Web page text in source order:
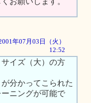
年07月03日（火）
12:52
イズ（大）の方
分かってこられた
ニングが可能で